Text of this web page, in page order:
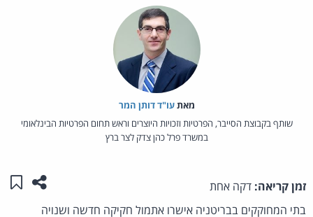
מאת‏עו"ד דותן המר
שותף בקבוצת הסייבר, הפרטיות וזכויות היוצרים וראש תחום הפרטיות הבינלאומי
במשרד פרל כהן צדק לצר ברץ
זמן קריאה: דקה אחת שתפו
בתי המחוקקים בבריטניה אישרו אתמול חקיקה חדשה ושנויה